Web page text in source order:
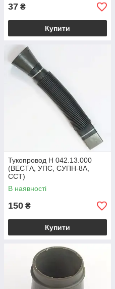
37 ₴
Купити
Тукопровод Н 042.13.000
(ВЕСТА, УПС, СУПН-8А,
ССТ)
В наявності
150 ₴
Купити